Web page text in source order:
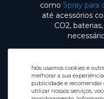
Nós usamos cookies e
melhorar a sua
publicidade e recomendar
utilizar nossos serviços,
como Spray para
até acessórios
CO2,